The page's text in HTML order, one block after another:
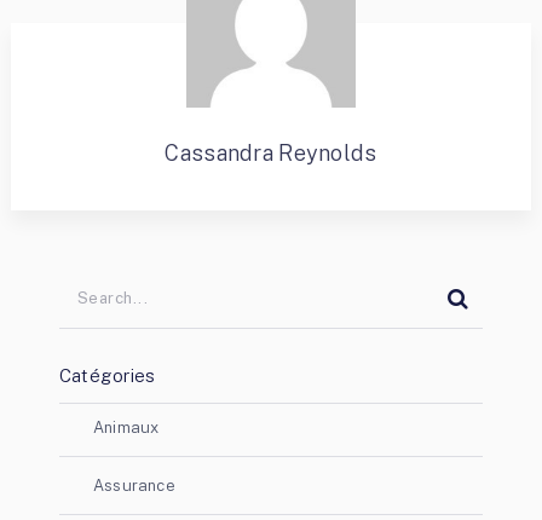
Cassandra Reynolds
Catégories
Animaux
Assurance